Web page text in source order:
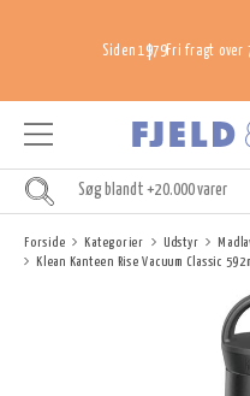
Siden 1979Fri fragt over
Forside Kategorier Udstyr
Klean Kanteen Rise Vacuum Classic